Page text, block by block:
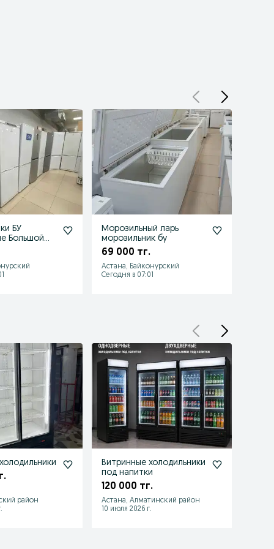
БУ
Большой
Морозильный ларь
морозильник бу
69 000 тг.
Астана, Байконурский
Сегодня в 07:01
район
Витринные холодильники
под напитки
120 000 тг.
Астана, Алматинский район
10 июля 2026 г.